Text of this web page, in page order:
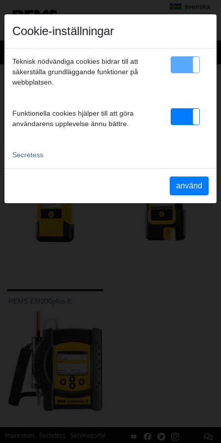
svenska
AVGASANALYS
REMS FG4500 C REMS FG7500 C
REMS EM200plus-E
Impressum Secretess Serviceportal
Cookie-inställningar
Teknisk nödvändiga cookies bidrar till att
säkerställa grundläggande funktioner på
webbplatsen.
Funktionella cookies hjälper till att göra
användarens upplevelse ännu bättre.
Secretess
använd